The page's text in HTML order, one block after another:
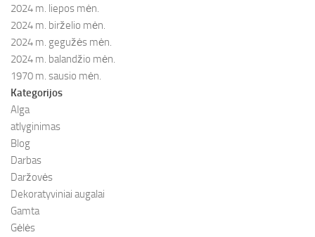
2024 m. liepos mėn.
2024 m. birželio mėn.
2024 m. gegužės mėn.
2024 m. balandžio mėn.
1970 m. sausio mėn.
Kategorijos
Alga
atlyginimas
Blog
Darbas
Daržovės
Dekoratyviniai augalai
Gamta
Gėlės